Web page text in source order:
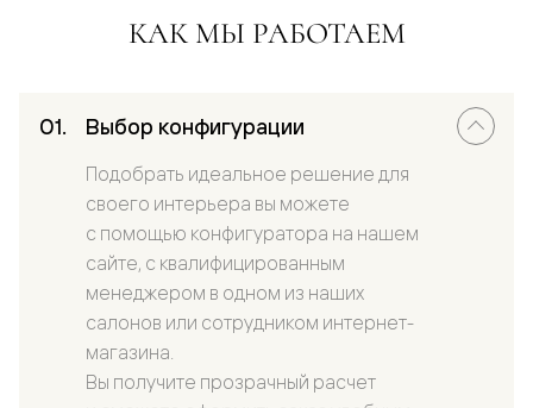
КАК МЫ РАБОТАЕМ
Выбор конфигурации
Подобрать идеальное решение для
своего интерьера вы можете
с помощью конфигуратора на нашем
сайте, с квалифицированным
менеджером в одном из наших
салонов или сотрудником интернет-
магазина.
Вы получите прозрачный расчет